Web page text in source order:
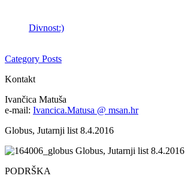
Divnost:)
Category Posts
Kontakt
Ivančica Matuša
e-mail: Ivancica.Matusa @ msan.hr
Globus, Jutarnji list 8.4.2016
Globus, Jutarnji list 8.4.2016
PODRŠKA